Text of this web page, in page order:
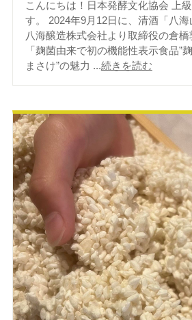
こんにちは！日本発酵文化協会 上
す。 2024年9月12日に、清酒「八
八海醸造株式会社より取締役の倉
「麹菌由来で初の機能性表示食品”
まさけ”の魅力 ...続きを読む